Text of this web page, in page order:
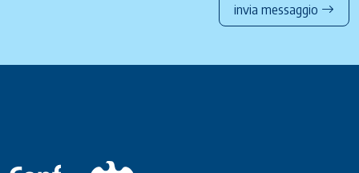
invia messaggio